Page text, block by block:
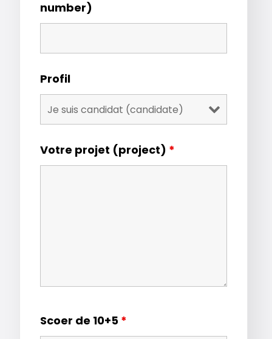
number)
Profil
Votre projet (project) *
Scoer de 10+5 *